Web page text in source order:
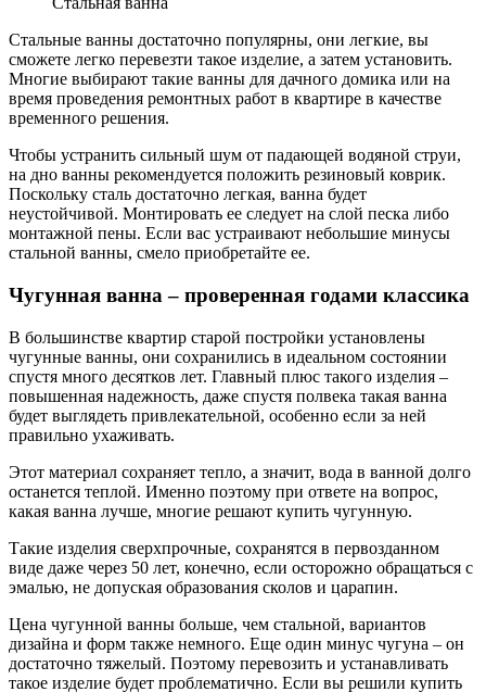
Стальные ванны достаточно популярны, они легкие, вы
сможете легко перевезти такое изделие, а затем установить.
Многие выбирают такие ванны для дачного домика или на
время проведения ремонтных работ в квартире в качестве
временного решения.
Чтобы устранить сильный шум от падающей водяной струи,
на дно ванны рекомендуется положить резиновый коврик.
Поскольку сталь достаточно легкая, ванна будет
неустойчивой. Монтировать ее следует на слой песка либо
монтажной пены. Если вас устраивают небольшие минусы
стальной ванны, смело приобретайте ее.
Чугунная ванна – проверенная годами классика
В большинстве квартир старой постройки установлены
чугунные ванны, они сохранились в идеальном состоянии
спустя много десятков лет. Главный плюс такого изделия –
повышенная надежность, даже спустя полвека такая ванна
будет выглядеть привлекательной, особенно если за ней
правильно ухаживать.
Этот материал сохраняет тепло, а значит, вода в ванной долго
останется теплой. Именно поэтому при ответе на вопрос,
какая ванна лучше, многие решают купить чугунную.
Такие изделия сверхпрочные, сохранятся в первозданном
виде даже через 50 лет, конечно, если осторожно обращаться с
эмалью, не допуская образования сколов и царапин.
Цена чугунной ванны больше, чем стальной, вариантов
дизайна и форм также немного. Еще один минус чугуна – он
достаточно тяжелый. Поэтому перевозить и устанавливать
такое изделие будет проблематично. Если вы решили купить